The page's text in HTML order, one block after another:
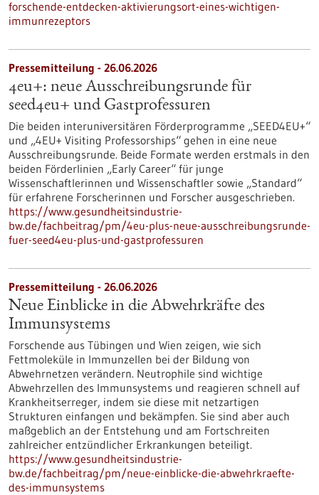
forschende-entdecken-aktivierungsort-eines-wichtigen-
immunrezeptors
Pressemitteilung - 26.06.2026
4eu+: neue Ausschreibungsrunde für
seed4eu+ und Gastprofessuren
Die beiden interuniversitären Förderprogramme „SEED4EU+“
und „4EU+ Visiting Professorships“ gehen in eine neue
Ausschreibungsrunde. Beide Formate werden erstmals in den
beiden Förderlinien „Early Career“ für junge
Wissenschaftlerinnen und Wissenschaftler sowie „Standard“
für erfahrene Forscherinnen und Forscher ausgeschrieben.
https://www.gesundheitsindustrie-
bw.de/fachbeitrag/pm/4eu-plus-neue-ausschreibungsrunde-
fuer-seed4eu-plus-und-gastprofessuren
Pressemitteilung - 26.06.2026
Neue Einblicke in die Abwehrkräfte des
Immunsystems
Forschende aus Tübingen und Wien zeigen, wie sich
Fettmoleküle in Immunzellen bei der Bildung von
Abwehrnetzen verändern. Neutrophile sind wichtige
Abwehrzellen des Immunsystems und reagieren schnell auf
Krankheitserreger, indem sie diese mit netzartigen
Strukturen einfangen und bekämpfen. Sie sind aber auch
maßgeblich an der Entstehung und am Fortschreiten
zahlreicher entzündlicher Erkrankungen beteiligt.
https://www.gesundheitsindustrie-
bw.de/fachbeitrag/pm/neue-einblicke-die-abwehrkraefte-
des-immunsystems